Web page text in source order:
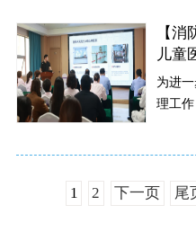
【
儿童
为进
理工
1 2 下一页 尾